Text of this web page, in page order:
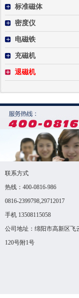
标准磁体
密度仪
电磁铁
充磁机
退磁机
联系方式
热线：400-0816-986
0816-2399798,29712017
手机 13508115058
公司地址：绵阳市高新区飞
120号附1号